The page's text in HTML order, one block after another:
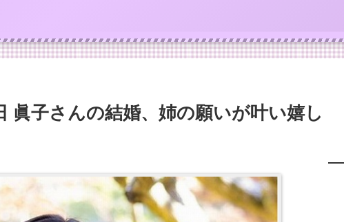
眞子さんの結婚、姉の願いが叶い嬉し